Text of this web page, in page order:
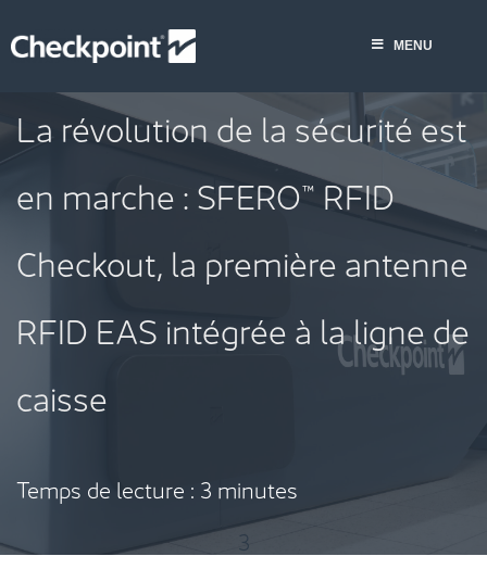
to
MENU
La révolution de la sécurité est
en marche : SFERO™ RFID
Checkout, la première antenne
RFID EAS intégrée à la ligne de
caisse
Temps de lecture : 3 minutes
3